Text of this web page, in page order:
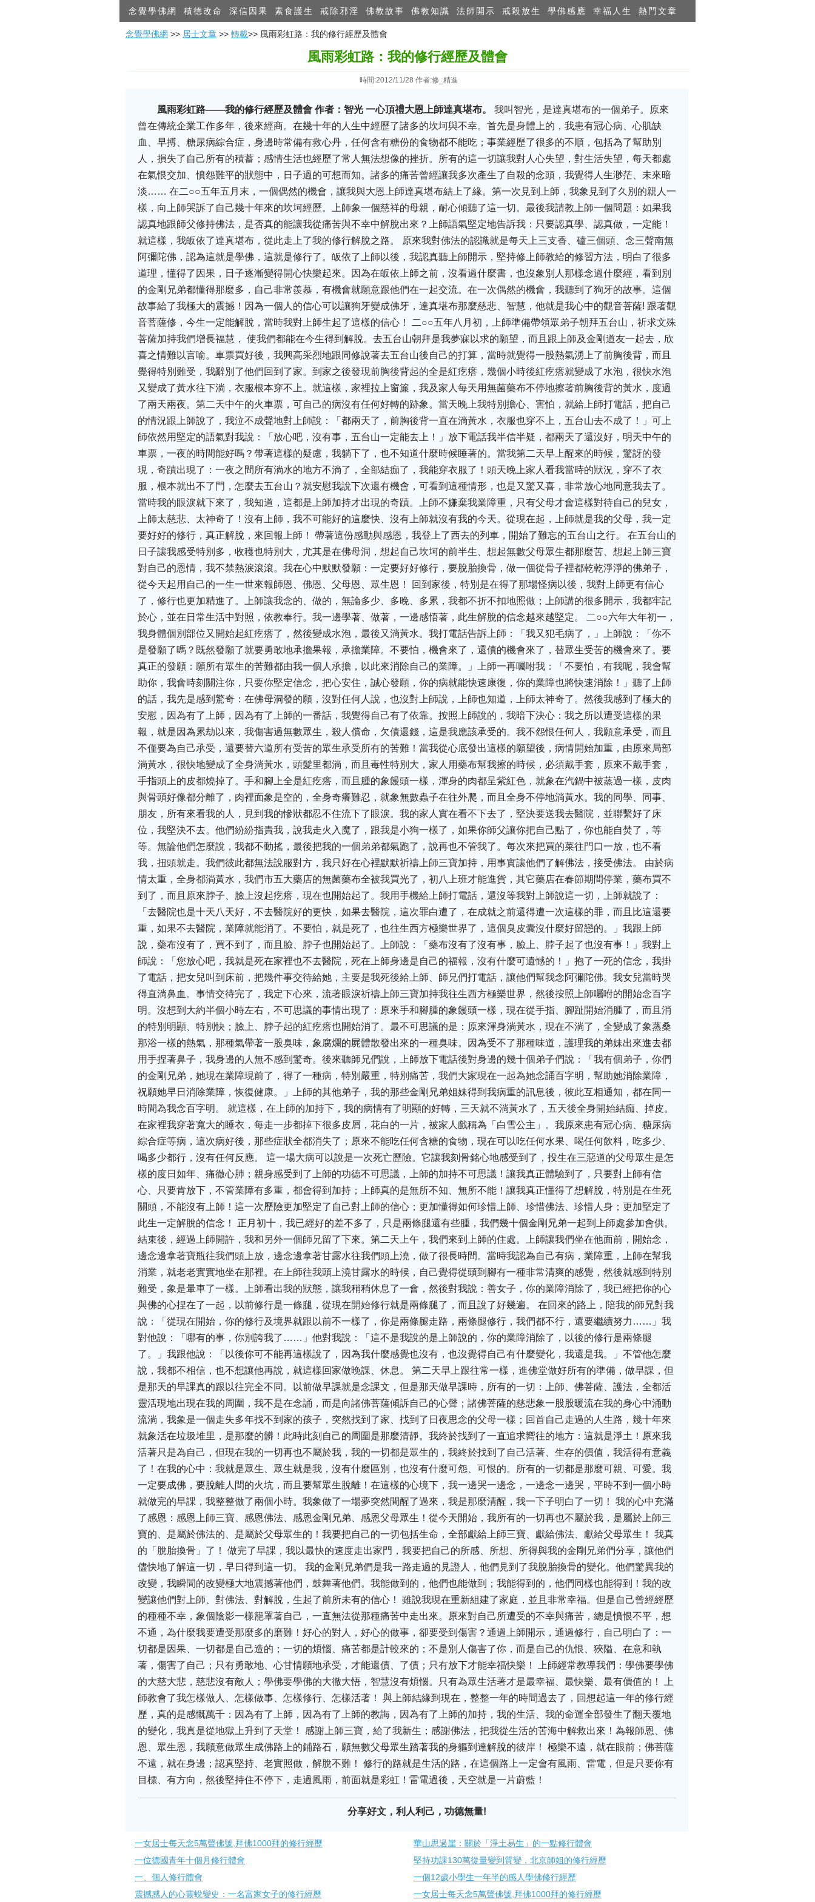
念覺學佛網 積德改命 深信因果 素食護生 戒除邪淫 佛教故事 佛教知識 法師開示 戒殺放生 學佛感應 幸福人生 熱門文章
念覺學佛網 >> 居士文章 >> 轉載>> 風雨彩虹路：我的修行經歷及體會
風雨彩虹路：我的修行經歷及體會
時間:2012/11/28 作者:修_精進
風雨彩虹路——我的修行經歷及體會 作者：智光 一心頂禮大恩上師達真堪布。 我叫智光，是達真堪布的一個弟子。原來
曾在傳統企業工作多年，後來經商。在幾十年的人生中經歷了諸多的坎坷與不幸。首先是身體上的，我患有冠心病、心肌缺
血、早搏、糖尿病綜合症，身邊時常備有救心丹，任何含有糖份的食物都不能吃；事業經歷了很多的不順，包括為了幫助別
人，損失了自己所有的積蓄；感情生活也經歷了常人無法想像的挫折。所有的這一切讓我對人心失望，對生活失望，每天都處
在氣恨交加、憤怨難平的狀態中，日子過的可想而知。諸多的痛苦曾經讓我多次產生了自殺的念頭，我覺得人生渺茫、未來暗
淡…… 在二○○五年五月末，一個偶然的機會，讓我與大恩上師達真堪布結上了緣。第一次見到上師，我象見到了久別的親人一
樣，向上師哭訴了自己幾十年來的坎坷經歷。上師象一個慈祥的母親，耐心傾聽了這一切。最後我請教上師一個問題：如果我
認真地跟師父修持佛法，是否真的能讓我從痛苦與不幸中解脫出來？上師語氣堅定地告訴我：只要認真學、認真做，一定能！
就這樣，我皈依了達真堪布，從此走上了我的修行解脫之路。 原來我對佛法的認識就是每天上三支香、磕三個頭、念三聲南無
阿彌陀佛，認為這就是學佛，這就是修行了。皈依了上師以後，我認真聽上師開示，堅持修上師教給的修習方法，明白了很多
道理，懂得了因果，日子逐漸變得開心快樂起來。因為在皈依上師之前，沒看過什麼書，也沒象別人那樣念過什麼經，看到別
的金剛兄弟都懂得那麼多，自己非常羨慕，有機會就願意跟他們在一起交流。在一次偶然的機會，我聽到了狗牙的故事。這個
故事給了我極大的震撼！因為一個人的信心可以讓狗牙變成佛牙，達真堪布那麼慈悲、智慧，他就是我心中的觀音菩薩! 跟著觀
音菩薩修，今生一定能解脫，當時我對上師生起了這樣的信心！ 二○○五年八月初，上師準備帶領眾弟子朝拜五台山，祈求文殊
菩薩加持我們增長福慧， 使我們都能在今生得到解脫。去五台山朝拜是我夢寐以求的願望，而且跟上師及金剛道友一起去，欣
喜之情難以言喻。車票買好後，我興高采烈地跟同修說著去五台山後自己的打算，當時就覺得一股熱氣湧上了前胸後背，而且
覺得特別難受，我辭別了他們回到了家。到家之後發現前胸後背起的全是紅疙瘩，幾個小時後紅疙瘩就變成了水泡，很快水泡
又變成了黃水往下淌，衣服根本穿不上。就這樣，家裡拉上窗簾，我及家人每天用無菌藥布不停地擦著前胸後背的黃水，度過
了兩天兩夜。第二天中午的火車票，可自己的病沒有任何好轉的跡象。當天晚上我特別擔心、害怕，就給上師打電話，把自己
的情況跟上師說了，我泣不成聲地對上師說：「都兩天了，前胸後背一直在淌黃水，衣服也穿不上，五台山去不成了！」可上
師依然用堅定的語氣對我說：「放心吧，沒有事，五台山一定能去上！」放下電話我半信半疑，都兩天了還沒好，明天中午的
車票，一夜的時間能好嗎？帶著這樣的疑慮，我躺下了，也不知道什麼時候睡著的。當我第二天早上醒來的時候，驚訝的發
現，奇蹟出現了：一夜之間所有淌水的地方不淌了，全部結痂了，我能穿衣服了！頭天晚上家人看我當時的狀況，穿不了衣
服，根本就出不了門，怎麼去五台山？就安慰我說下次還有機會，可看到這種情形，也是又驚又喜，非常放心地同意我去了。
當時我的眼淚就下來了，我知道，這都是上師加持才出現的奇蹟。上師不嫌棄我業障重，只有父母才會這樣對待自己的兒女，
上師太慈悲、太神奇了！沒有上師，我不可能好的這麼快、沒有上師就沒有我的今天。從現在起，上師就是我的父母，我一定
要好好的修行，真正解脫，來回報上師！ 帶著這份感動與感恩，我登上了西去的列車，開始了難忘的五台山之行。 在五台山的
日子讓我感受特別多，收穫也特別大，尤其是在佛母洞，想起自己坎坷的前半生、想起無數父母眾生都那麼苦、想起上師三寶
對自己的恩情，我不禁熱淚滾滾。我在心中默默發願：一定要好好修行，要脫胎換骨，做一個從骨子裡都乾乾淨淨的佛弟子，
從今天起用自己的一生一世來報師恩、佛恩、父母恩、眾生恩！ 回到家後，特別是在得了那場怪病以後，我對上師更有信心
了，修行也更加精進了。上師讓我念的、做的，無論多少、多晚、多累，我都不折不扣地照做；上師講的很多開示，我都牢記
於心，並在日常生活中對照，依教奉行。我一邊學著、做著，一邊感悟著，此生解脫的信念越來越堅定。 二○○六年大年初一，
我身體個別部位又開始起紅疙瘩了，然後變成水泡，最後又淌黃水。我打電話告訴上師：「我又犯毛病了，」上師說：「你不
是發願了嗎？既然發願了就要勇敢地承擔果報，承擔業障。不要怕，機會來了，還債的機會來了，替眾生受苦的機會來了。要
真正的發願：願所有眾生的苦難都由我一個人承擔，以此來消除自己的業障。」上師一再囑咐我：「不要怕，有我呢，我會幫
助你，我會時刻關注你，只要你堅定信念，把心安住，誠心發願，你的病就能快速康復，你的業障也將快速消除！」聽了上師
的話，我先是感到驚奇：在佛母洞發的願，沒對任何人說，也沒對上師說，上師也知道，上師太神奇了。然後我感到了極大的
安慰，因為有了上師，因為有了上師的一番話，我覺得自己有了依靠。按照上師說的，我暗下決心：我之所以遭受這樣的果
報，就是因為累劫以來，我傷害過無數眾生，殺人償命，欠債還錢，這是我應該承受的。我不怨恨任何人，我願意承受，而且
不僅要為自己承受，還要替六道所有受苦的眾生承受所有的苦難！當我從心底發出這樣的願望後，病情開始加重，由原來局部
淌黃水，很快地變成了全身淌黃水，頭髮里都淌，而且毒性特別大，家人用藥布幫我擦的時候，必須戴手套，原來不戴手套，
手指頭上的皮都燒掉了。手和腳上全是紅疙瘩，而且腫的象饅頭一樣，渾身的肉都呈紫紅色，就象在汽鍋中被蒸過一樣，皮肉
與骨頭好像都分離了，肉裡面象是空的，全身奇癢難忍，就象無數蟲子在往外爬，而且全身不停地淌黃水。我的同學、同事、
朋友，所有來看我的人，見到我的慘狀都忍不住流下了眼淚。我的家人實在看不下去了，堅決要送我去醫院，並聯繫好了床
位，我堅決不去。他們紛紛指責我，說我走火入魔了，跟我是小狗一樣了，如果你師父讓你把自己點了，你也能自焚了，等
等。無論他們怎麼說，我都不動搖，最後把我的一個弟弟都氣跑了，說再也不管我了。每次來把買的菜往門口一放，也不看
我，扭頭就走。我們彼此都無法說服對方，我只好在心裡默默祈禱上師三寶加持，用事實讓他們了解佛法，接受佛法。 由於病
情太重，全身都淌黃水，我們市五大藥店的無菌藥布全被我買光了，初八上班才能進貨，其它藥店在春節期間停業，藥布買不
到了，而且原來脖子、臉上沒起疙瘩，現在也開始起了。我用手機給上師打電話，還沒等我對上師說這一切，上師就說了：
「去醫院也是十天八天好，不去醫院好的更快，如果去醫院，這次罪白遭了，在成就之前還得遭一次這樣的罪，而且比這還要
重，如果不去醫院，業障就能消了。不要怕，就是死了，也往生西方極樂世界了，這個臭皮囊沒什麼好留戀的。」我跟上師
說，藥布沒有了，買不到了，而且臉、脖子也開始起了。上師說：「藥布沒有了沒有事，臉上、脖子起了也沒有事！」我對上
師說：「您放心吧，我就是死在家裡也不去醫院，死在上師身邊是自己的福報，沒有什麼可遺憾的！」抱了一死的信念，我掛
了電話，把女兒叫到床前，把幾件事交待給她，主要是我死後給上師、師兄們打電話，讓他們幫我念阿彌陀佛。我女兒當時哭
得直淌鼻血。事情交待完了，我定下心來，流著眼淚祈禱上師三寶加持我往生西方極樂世界，然後按照上師囑咐的開始念百字
明。沒想到大約半個小時左右，不可思議的事情出現了：原來手和腳腫的象饅頭一樣，現在從手指、腳趾開始消腫了，而且消
的特別明顯、特別快；臉上、脖子起的紅疙瘩也開始消了。最不可思議的是：原來渾身淌黃水，現在不淌了，全變成了象蒸桑
那浴一樣的熱氣，那種氣帶著一股臭味，象腐爛的屍體散發出來的一種臭味。因為受不了那種味道，護理我的弟妹出來進去都
用手捏著鼻子，我身邊的人無不感到驚奇。後來聽師兄們說，上師放下電話後對身邊的幾十個弟子們說：「我有個弟子，你們
的金剛兄弟，她現在業障現前了，得了一種病，特別嚴重，特別痛苦，我們大家現在一起為她念誦百字明，幫助她消除業障，
祝願她早日消除業障，恢復健康。」上師的其他弟子，我的那些金剛兄弟姐妹得到我病重的訊息後，彼此互相通知，都在同一
時間為我念百字明。 就這樣，在上師的加持下，我的病情有了明顯的好轉，三天就不淌黃水了，五天後全身開始結痂、掉皮。
在家裡我穿著寬大的睡衣，每走一步都掉下很多皮屑，花白的一片，被家人戲稱為「白雪公主」。我原來患有冠心病、糖尿病
綜合症等病，這次病好後，那些症狀全都消失了；原來不能吃任何含糖的食物，現在可以吃任何水果、喝任何飲料，吃多少、
喝多少都行，沒有任何反應。 這一場大病可以說是一次死亡歷險。它讓我刻骨銘心地感受到了，投生在三惡道的父母眾生是怎
樣的度日如年、痛徹心肺；親身感受到了上師的功德不可思議，上師的加持不可思議！讓我真正體驗到了，只要對上師有信
心、只要肯放下，不管業障有多重，都會得到加持；上師真的是無所不知、無所不能！讓我真正懂得了想解脫，特別是在生死
關頭，不能沒有上師！這一次歷險更加堅定了自己對上師的信心；更加懂得如何珍惜上師、珍惜佛法、珍惜人身；更加堅定了
此生一定解脫的信念！ 正月初十，我已經好的差不多了，只是兩條腿還有些腫，我們幾十個金剛兄弟一起到上師處參加會供。
結束後，經過上師開許，我和另外一個師兄留了下來。第二天上午，我們來到上師的住處。上師讓我們坐在他面前，開始念，
邊念邊拿著寶瓶往我們頭上放，邊念邊拿著甘露水往我們頭上澆，做了很長時間。當時我認為自己有病，業障重，上師在幫我
消業，就老老實實地坐在那裡。在上師往我頭上澆甘露水的時候，自己覺得從頭到腳有一種非常清爽的感覺，然後就感到特別
難受，象是暈車了一樣。上師看出我的狀態，讓我稍稍休息了一會，然後對我說：善女子，你的業障消除了，我已經把你的心
與佛的心捏在了一起，以前修行是一條腿，從現在開始修行就是兩條腿了，而且說了好幾遍。 在回來的路上，陪我的師兄對我
說：「從現在開始，你的修行及境界就跟以前不一樣了，你是兩條腿走路，兩條腿修行，我們都不行，還要繼續努力……」我
對他說：「哪有的事，你別誇我了……」他對我說：「這不是我說的是上師說的，你的業障消除了，以後的修行是兩條腿
了。」我跟他說：「以後你可不能再這樣說了，因為我什麼感覺也沒有，也沒覺得自己有什麼變化，我還是我。」不管他怎麼
說，我都不相信，也不想讓他再說，就這樣回家做晚課、休息。 第二天早上跟往常一樣，進佛堂做好所有的準備，做早課，但
是那天的早課真的跟以往完全不同。以前做早課就是念課文，但是那天做早課時，所有的一切：上師、佛菩薩、護法，全都活
靈活現地出現在我的周圍，我不是在念誦，而是向諸佛菩薩傾訴自己的心聲；諸佛菩薩的慈悲象一股股暖流在我的身心中涌動
流淌，我象是一個走失多年找不到家的孩子，突然找到了家、找到了日夜思念的父母一樣；回首自己走過的人生路，幾十年來
就象活在垃圾堆里，是那麼的髒！此時此刻自己的周圍是那麼清靜。我終於找到了一直追求嚮往的地方：這就是淨土！原來我
活著只是為自己，但現在我的一切再也不屬於我，我的一切都是眾生的，我終於找到了自己活著、生存的價值，我活得有意義
了！在我的心中：我就是眾生、眾生就是我，沒有什麼區別，也沒有什麼可怨、可恨的。所有的一切都是那麼可親、可愛。我
一定要成佛，要脫離人間的火坑，而且要幫眾生脫離！在這樣的心境下，我一邊哭一邊念，一邊念一邊哭，平時不到一個小時
就做完的早課，我整整做了兩個小時。我象做了一場夢突然間醒了過來，我是那麼清醒，我一下子明白了一切！ 我的心中充滿
了感恩：感恩上師三寶、感恩佛法、感恩金剛兄弟、感恩父母眾生！從今天開始，我所有的一切再也不屬於我，是屬於上師三
寶的、是屬於佛法的、是屬於父母眾生的！我要把自己的一切包括生命，全部獻給上師三寶、獻給佛法、獻給父母眾生！ 我真
的「脫胎換骨」了！ 做完了早課，我以最快的速度走出家門，我要把自己的所感、所想、所得與我的金剛兄弟們分享，讓他們
儘快地了解這一切，早日得到這一切。 我的金剛兄弟們是我一路走過的見證人，他們見到了我脫胎換骨的變化。他們驚異我的
改變，我瞬間的改變極大地震撼著他們，鼓舞著他們。我能做到的，他們也能做到；我能得到的，他們同樣也能得到！我的改
變讓他們對上師、對佛法、對解脫，生起了前所未有的信心！ 雖說我現在重新組建了家庭，並且非常幸福。但是自己曾經經歷
的種種不幸，象個陰影一樣籠罩著自己，一直無法從那種痛苦中走出來。原來對自己所遭受的不幸與痛苦，總是憤恨不平，想
不通，為什麼我要遭受那麼多的磨難！好心的對人，好心的做事，卻要受到傷害？通過上師開示，通過修行，自己明白了：一
切都是因果、一切都是自己造的；一切的煩惱、痛苦都是計較來的；不是別人傷害了你，而是自己的仇恨、狹隘、在意和執
著，傷害了自己；只有勇敢地、心甘情願地承受，才能還債、了債；只有放下才能幸福快樂！ 上師經常教導我們：學佛要學佛
的大慈大悲，慈悲沒有敵人；學佛要學佛的大徹大悟，智慧沒有煩惱。只有為眾生活著才是最幸福、最快樂、最有價值的！ 上
師教會了我怎樣做人、怎樣做事、怎樣修行、怎樣活著！ 與上師結緣到現在，整整一年的時間過去了，回想起這一年的修行經
歷，真的是感慨萬千：因為有了上師，因為有了上師的教誨，因為有了上師的加持，我的生活、我的命運全部發生了翻天覆地
的變化，我真是從地獄上升到了天堂！ 感謝上師三寶，給了我新生；感謝佛法，把我從生活的苦海中解救出來！為報師恩、佛
恩、眾生恩，我願意做眾生成佛路上的鋪路石，願無數父母眾生踏著我的身軀到達解脫的彼岸！ 極樂不遠，就在眼前；佛菩薩
不遠，就在身邊；認真堅持、老實照做，解脫不難！ 修行的路就是生活的路，在這個路上一定會有風雨、雷電，但是只要你有
目標、有方向，然後堅持住不停下，走過風雨，前面就是彩虹！雷電過後，天空就是一片蔚藍！
分享好文，利人利己，功德無量!
一女居士每天念5萬聲佛號,拜佛1000拜的修行經歷
華山思過崖：關於「淨土易生」的一點修行體會
一位德國青年十個月修行體會
堅持功課130萬從量變到質變，北京師姐的修行經歷
一、個人修行體會
一個12歲小學生一年半的感人學佛修行經歷
震撼感人的心靈蛻變史：一名富家女子的修行經歷
一女居士每天念5萬聲佛號,拜佛1000拜的修行經歷